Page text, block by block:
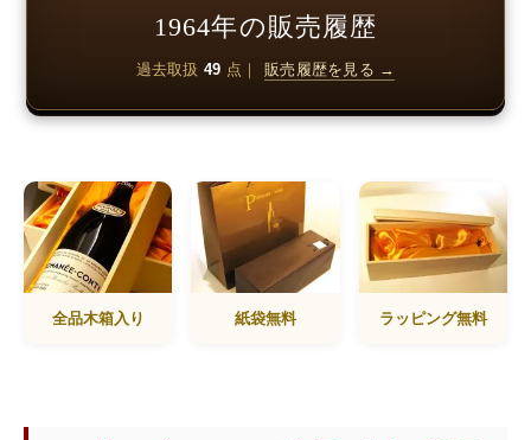
1964年の販売履歴
過去取扱 49 点｜ 販売履歴を見る →
全品木箱入り 紙袋無料 ラッピング無料